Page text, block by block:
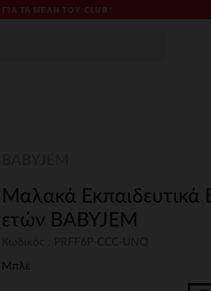
ΤΑ ΜΈΛΗ ΤΟΥ CLUB*
Μαλακά
ετών BABYJEM
Μπλε